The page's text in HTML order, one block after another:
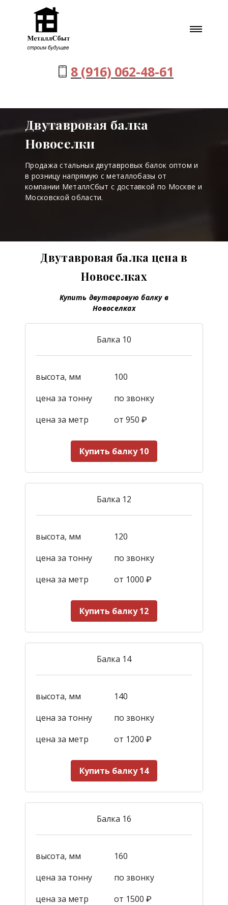
8 (916) 062-48-61
Двутавровая балка
Новоселки
Продажа стальных двутавровых балок оптом и
в розницу напрямую с металлобазы от
компании МеталлСбыт с доставкой по Москве и
Московской области.
Двутавровая балка цена в
Новоселках
Купить двутавровую балку в
Новоселках
Балка 10
высота, мм
100
цена за тонну
по звонку
цена за метр
от 950 ₽
Купить балку 10
Балка 12
высота, мм
120
цена за тонну
по звонку
цена за метр
от 1000 ₽
Купить балку 12
Балка 14
высота, мм
140
цена за тонну
по звонку
цена за метр
от 1200 ₽
Купить балку 14
Балка 16
высота, мм
160
цена за тонну
по звонку
цена за метр
от 1500 ₽